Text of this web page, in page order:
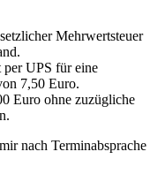
Mehrwertsteuer
per UPS für eine
7,50 Euro.
Euro ohne zuzügliche
nach Terminabsprache